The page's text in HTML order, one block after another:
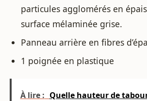
particules agglomérés en
surface mélaminée grise.
Panneau arrière en fibres
1 poignée en plastique
À lire : Quelle hauteur de